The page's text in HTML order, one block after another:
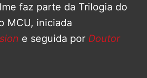
faz parte da Trilogia do
MCU, iniciada
e seguida por Doutor